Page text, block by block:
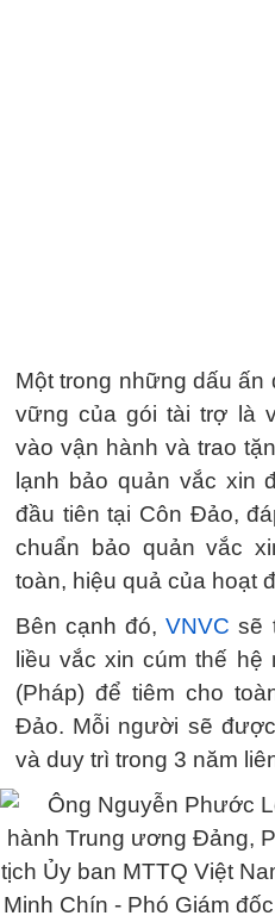
Một trong những dấu ấn
vững của gói tài trợ là
vào vận hành và trao
lạnh bảo quản vắc xin
đầu tiên tại Côn Đảo,
chuẩn bảo quản vắc
toàn, hiệu quả của hoạt
Bên cạnh đó,VNVC sẽ
liều vắc xin cúm thế hệ
(Pháp) để tiêm cho
Đảo. Mỗi người sẽ
và duy trì trong 3 năm